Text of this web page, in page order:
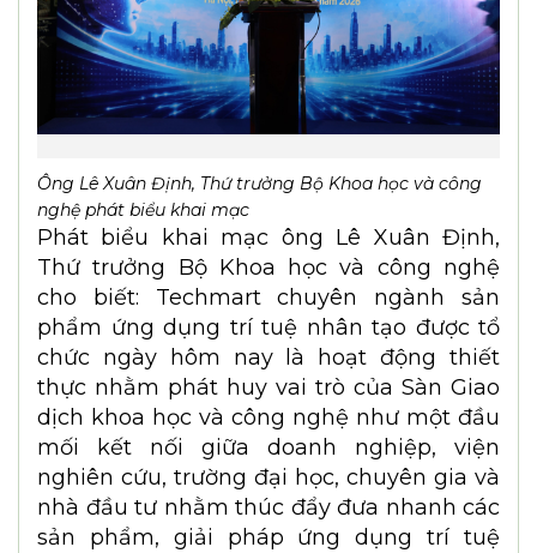
Ông Lê Xuân Định, Thứ trưởng Bộ Khoa học và công
nghệ phát biểu khai mạc
Phát biểu khai mạc ông Lê Xuân Định,
Thứ trưởng Bộ Khoa học và công nghệ
cho biết: Techmart chuyên ngành sản
phẩm ứng dụng trí tuệ nhân tạo được tổ
chức ngày hôm nay là hoạt động thiết
thực nhằm phát huy vai trò của Sàn Giao
dịch khoa học và công nghệ như một đầu
mối kết nối giữa doanh nghiệp, viện
nghiên cứu, trường đại học, chuyên gia và
nhà đầu tư nhằm thúc đẩy đưa nhanh các
sản phẩm, giải pháp ứng dụng trí tuệ